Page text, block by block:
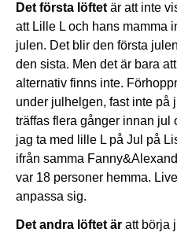
Det första löftet är att inte
att Lille L och hans mamma
julen. Det blir den första
den sista. Men det är bara
alternativ finns inte.
under julhelgen, fast inte på
träffas flera gånger innan jul
jag ta med lille L på Jul på
ifrån samma
var 18 personer hemma.
anpassa sig.
Det andra löftet är att börja